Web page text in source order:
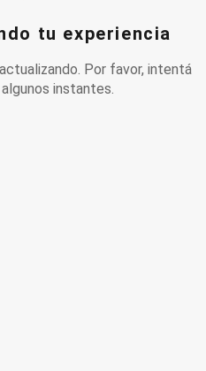
tu experiencia
Por favor, intentá
instantes.